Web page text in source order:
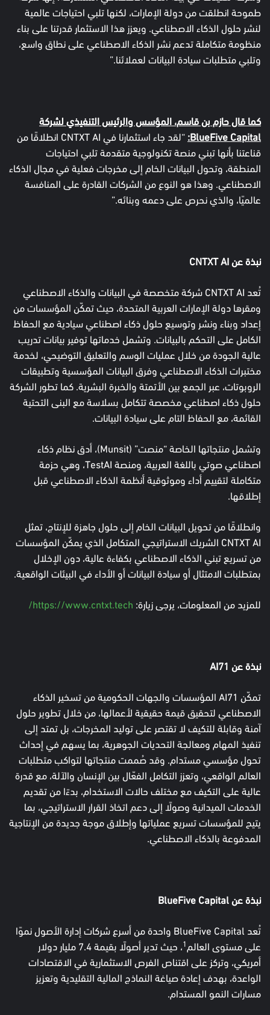
طموحة انطلقت من دولة الإمارات، لكنها تلبي احتياجات عالمية
لنشر حلول الذكاء الاصطناعي. ويعزز هذا الاستثمار قدرتنا على بناء
منظومة متكاملة تدعم نشر الذكاء الاصطناعي على نطاق واسع،
وتلبي متطلبات سيادة البيانات لعملائنا.”
كما قال حازم بن قاسم، المؤسس والرئيس التنفيذي لشركة
BlueFive Capital:
“لقد جاء استثمارنا في CNTXT AI انطلاقًا من
قناعتنا بأنها تبني منصة تكنولوجية متقدمة تلبي احتياجات
المنطقة، وتحول البيانات الخام إلى مخرجات فعلية في مجال الذكاء
الاصطناعي. وهذا هو النوع من الشركات القادرة على المنافسة
عالميًا، والذي نحرص على دعمه وبنائه.”
نبذة عنCNTXT AI
تُعد CNTXT AI شركة متخصصة في البيانات والذكاء الاصطناعي
ومقرها دولة الإمارات العربية المتحدة، حيث تمكّن المؤسسات من
إعداد وبناء ونشر وتوسيع حلول ذكاء اصطناعي سيادية مع الحفاظ
الكامل على التحكم بالبيانات. وتشمل خدماتها توفير بيانات تدريب
عالية الجودة من خلال عمليات الوسم والتعليق التوضيحي، لخدمة
مختبرات الذكاء الاصطناعي وفرق البيانات المؤسسية وتطبيقات
الروبوتات، عبر الجمع بين الأتمتة والخبرة البشرية. كما تطور الشركة
حلول ذكاء اصطناعي مخصصة تتكامل بسلاسة مع البنى التحتية
القائمة، مع الحفاظ التام على سيادة البيانات.
وتشمل منتجاتها الخاصة “منصت” (Munsit)، أدق نظام ذكاء
اصطناعي صوتي باللغة العربية، ومنصة TestAI، وهي حزمة
متكاملة لتقييم أداء وموثوقية أنظمة الذكاء الاصطناعي قبل
إطلاقها.
وانطلاقًا من تحويل البيانات الخام إلى حلول جاهزة للإنتاج، تمثل
CNTXT AI الشريك الاستراتيجي المتكامل الذي يمكّن المؤسسات
من تسريع تبني الذكاء الاصطناعي بكفاءة عالية، دون الإخلال
بمتطلبات الامتثال أو سيادة البيانات أو الأداء في البيئات الواقعية.
للمزيد من المعلومات، يرجى زيارة: https://www.cntxt.tech/
نبذة عن AI71
تمكّن AI71 المؤسسات والجهات الحكومية من تسخير الذكاء
الاصطناعي لتحقيق قيمة حقيقية لأعمالها، من خلال تطوير حلول
آمنة وقابلة للتكيف لا تقتصر على توليد المخرجات، بل تمتد إلى
تنفيذ المهام ومعالجة التحديات الجوهرية، بما يسهم في إحداث
تحول مؤسسي مستدام. وقد صُممت منتجاتها لتواكب متطلبات
العالم الواقعي، وتعزز التكامل الفعّال بين الإنسان والآلة، مع قدرة
عالية على التكيف مع مختلف حالات الاستخدام، بدءًا من تقديم
الخدمات الميدانية وصولًا إلى دعم اتخاذ القرار الاستراتيجي، بما
يتيح للمؤسسات تسريع عملياتها وإطلاق موجة جديدة من الإنتاجية
المدفوعة بالذكاء الاصطناعي.
نبذة عنBlueFive Capital
تُعد BlueFive Capital واحدة من أسرع شركات إدارة الأصول نموًا
على مستوى العالم1
، حيث تدير أصولًا بقيمة 7.4 مليار دولار
أمريكي، وتركز على اقتناص الفرص الاستثمارية في الاقتصادات
الواعدة، بهدف إعادة صياغة النماذج المالية التقليدية وتعزيز
مسارات النمو المستدام.